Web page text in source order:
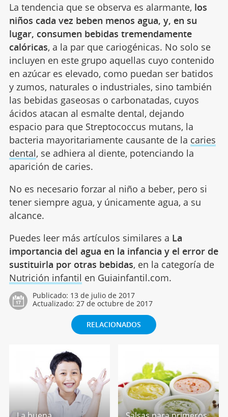
La tendencia que se observa es alarmante, los
niños cada vez beben menos agua, y, en su
lugar, consumen bebidas tremendamente
calóricas, a la par que cariogénicas. No solo se
incluyen en este grupo aquellas cuyo contenido
en azúcar es elevado, como puedan ser batidos
y zumos, naturales o industriales, sino también
las bebidas gaseosas o carbonatadas, cuyos
ácidos atacan al esmalte dental, dejando
espacio para que Streptococcus mutans, la
bacteria mayoritariamente causante de la caries
dental, se adhiera al diente, potenciando la
aparición de caries.
No es necesario forzar al niño a beber, pero si
tener siempre agua, y únicamente agua, a su
alcance.
Puedes leer más artículos similares a La
importancia del agua en la infancia y el error de
sustituirla por otras bebidas, en la categoría de
Nutrición infantil en Guiainfantil.com.
Publicado: 13 de julio de 2017
Actualizado: 27 de octubre de 2017
RELACIONADOS